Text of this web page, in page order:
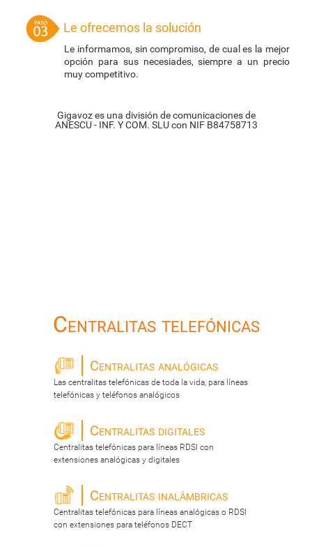
Le ofrecemos la solución
Le informamos, sin compromiso, de cual es la mejor
opción para sus necesiades, siempre a un precio
muy competitivo.
Gigavoz es una división de comunicaciones de
ANESCU - INF. Y COM. SLU con NIF B84758713
Centralitas telefónicas
Centralitas analógicas
Las centralitas telefónicas de toda la vida, para líneas
telefónicas y teléfonos analógicos
Centralitas digitales
Centralitas telefónicas para líneas RDSI con
extensiones analógicas y digitales
Centralitas inalámbricas
Centralitas telefónicas para líneas analógicas o RDSI
con extensiones para teléfonos DECT